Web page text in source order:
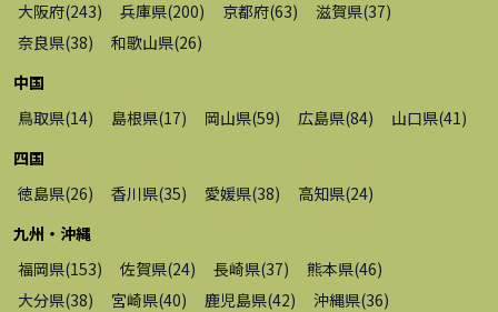
大阪府(243) 兵庫県(200) 京都府(63) 滋賀県(37)
奈良県(38) 和歌山県(26)
中国
鳥取県(14) 島根県(17) 岡山県(59) 広島県(84) 山口県(41 )
四国
徳島県(26) 香川県(35) 愛媛県(38) 高知県(24)
九州・沖縄
福岡県(153) 佐賀県(24) 長崎県(37) 熊本県(46)
大分県(38) 宮崎県(40) 鹿児島県(42) 沖縄県(36)